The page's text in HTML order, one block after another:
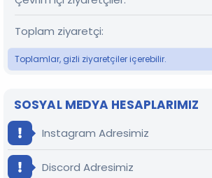
Toplam ziyaretçi
Toplamlar, gizli ziyaretçiler içerebilir.
SOSYAL MEDYA HESAPLARIMIZ
Instagram Adresimiz
Discord Adresimiz